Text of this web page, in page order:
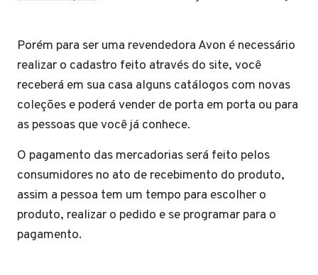
Porém para ser uma revendedora Avon é necessário
realizar o cadastro feito através do site, você
receberá em sua casa alguns catálogos com novas
coleções e poderá vender de porta em porta ou para
as pessoas que você já conhece.
O pagamento das mercadorias será feito pelos
consumidores no ato de recebimento do produto,
assim a pessoa tem um tempo para escolher o
produto, realizar o pedido e se programar para o
pagamento.